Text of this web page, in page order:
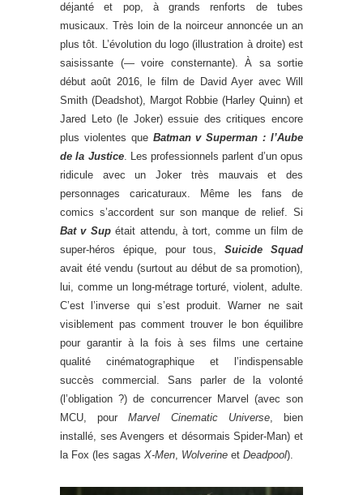
déjanté et pop, à grands renforts de tubes
musicaux. Très loin de la noirceur annoncée un an
plus tôt. L’évolution du logo (illustration à droite) est
saisissante (— voire consternante). À sa sortie
début août 2016, le film de David Ayer avec Will
Smith (Deadshot), Margot Robbie (Harley Quinn) et
Jared Leto (le Joker) essuie des critiques encore
plus violentes que Batman v Superman : l’Aube
de la Justice. Les professionnels parlent d’un opus
ridicule avec un Joker très mauvais et des
personnages caricaturaux. Même les fans de
comics s’accordent sur son manque de relief. Si
Bat v Supétait attendu, à tort, comme un film de
super-héros épique, pour tous,Suicide Squad
avait été vendu (surtout au début de sa promotion),
lui, comme un long-métrage torturé, violent, adulte.
C’est l’inverse qui s’est produit. Warner ne sait
visiblement pas comment trouver le bon équilibre
pour garantir à la fois à ses films une certaine
qualité cinématographique et l’indispensable
succès commercial. Sans parler de la volonté
(l’obligation ?) de concurrencer Marvel (avec son
MCU, pourMarvel Cinematic Universe, bien
installé, ses Avengers et désormais Spider-Man) et
la Fox (les sagas X-Men, Wolverine et Deadpool).